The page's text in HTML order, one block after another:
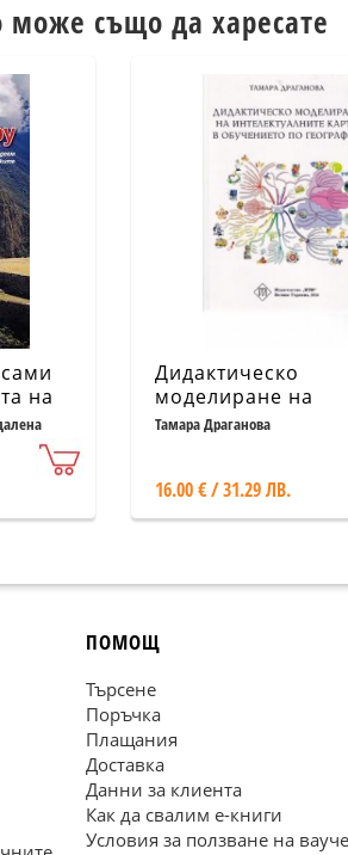
може също да харесате
на
Дидактическо
моделиране на
интелектуалните
Тамара Драганова
16.00 € / 31.29 ЛВ.
ПОМОЩ
Търсене
Поръчка
Плащания
Доставка
Данни за клиента
Как да свалим е-книги
Условия за ползване на